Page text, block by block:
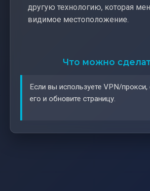
другую технологию, которая
видимое местоположение.
Что можно
Если вы используете VPN/прокси,
его и обновите страницу.